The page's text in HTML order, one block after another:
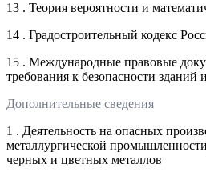
13 . Теория вероятности и
14 . Градостроительный кодекс
15 . Международные правовые
требования к безопасности зданий
Дополнительные сведения
1 . Деятельность на опасных
металлургической
черных и цветных металлов